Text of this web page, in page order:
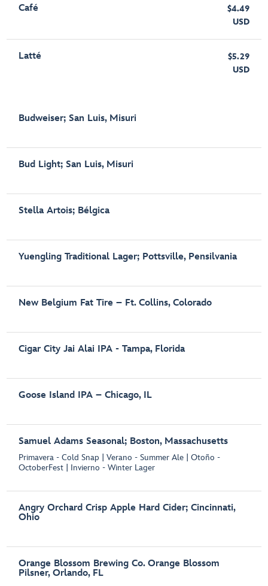
Café
$4.49
USD
Latté
$5.29
USD
Budweiser; San Luis, Misuri
Bud Light; San Luis, Misuri
Stella Artois; Bélgica
Yuengling Traditional Lager; Pottsville, Pensilvania
New Belgium Fat Tire – Ft. Collins, Colorado
Cigar City Jai Alai IPA - Tampa, Florida
Goose Island IPA – Chicago, IL
Samuel Adams Seasonal; Boston, Massachusetts
Primavera - Cold Snap | Verano - Summer Ale | Otoño -
OctoberFest | Invierno - Winter Lager
Angry Orchard Crisp Apple Hard Cider; Cincinnati,
Ohio
Orange Blossom Brewing Co. Orange Blossom
Pilsner, Orlando, FL